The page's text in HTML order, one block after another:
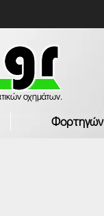
Φορτηγών